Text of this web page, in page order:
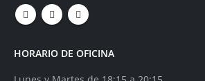
HORARIO DE OFICINA